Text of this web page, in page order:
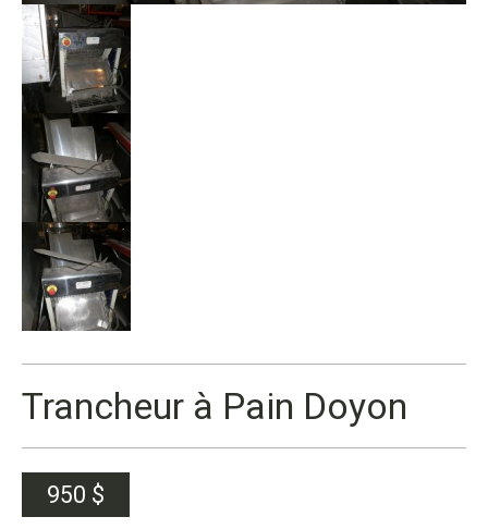
Trancheur à Pain Doyon
950 $